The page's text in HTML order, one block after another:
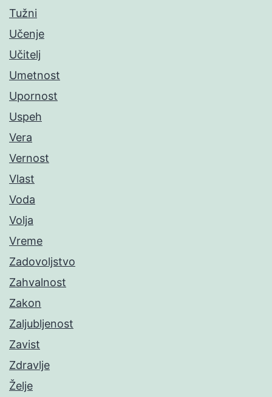
Tužni
Učenje
Učitelj
Umetnost
Upornost
Uspeh
Vera
Vernost
Vlast
Voda
Volja
Vreme
Zadovoljstvo
Zahvalnost
Zakon
Zaljubljenost
Zavist
Zdravlje
Želje